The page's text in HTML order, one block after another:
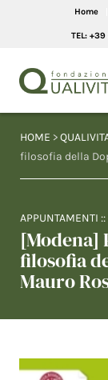
Home
TEL:
HOME >
filosofia della
APPUNTAMENTI ::
[Modena]
filosofia
Mauro